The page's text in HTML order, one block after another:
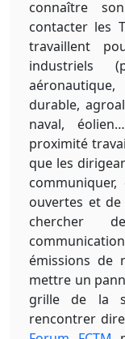
connaître
contacter les
travaillent
industriels
durable,
naval,
proximité
que les
ouvertes et
chercher
émissions de
mettre un
grille de la
rencontrer